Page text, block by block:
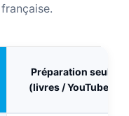
Préparation seul
(livres / YouTube)